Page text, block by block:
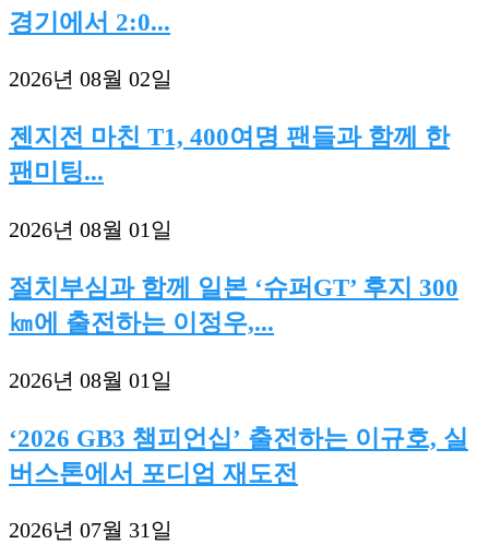
경기에서 2:0...
2026년 08월 02일
젠지전 마친 T1, 400여명 팬들과 함께 한
팬미팅...
2026년 08월 01일
절치부심과 함께 일본 ‘슈퍼GT’ 후지 300
㎞에 출전하는 이정우,...
2026년 08월 01일
‘2026 GB3 챔피언십’ 출전하는 이규호, 실
버스톤에서 포디엄 재도전
2026년 07월 31일